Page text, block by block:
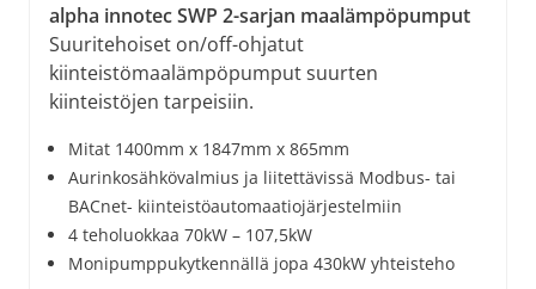
alpha innotec SWP 2-sarjan maalämpöpumput
Suuritehoiset on/off-ohjatut
kiinteistömaalämpöpumput suurten
kiinteistöjen tarpeisiin.
Mitat 1400mm x 1847mm x 865mm
Aurinkosähkövalmius ja liitettävissä Modbus- tai
BACnet- kiinteistöautomaatiojärjestelmiin
4 teholuokkaa 70kW – 107,5kW
Monipumppukytkennällä jopa 430kW yhteisteho